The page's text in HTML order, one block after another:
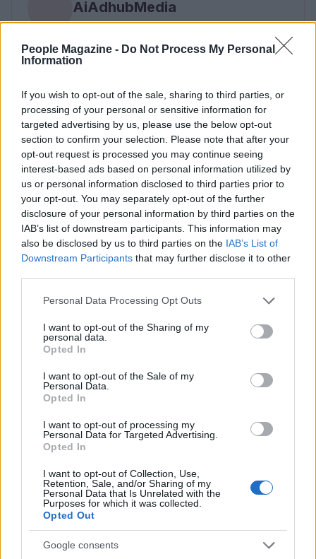
People Magazine - Do Not Process My Personal
Information
If you wish to opt-out of the sale, sharing to third parties, or
processing of your personal or sensitive information for
targeted advertising by us, please use the below opt-out
section to confirm your selection. Please note that after your
opt-out request is processed you may continue seeing
interest-based ads based on personal information utilized by
us or personal information disclosed to third parties prior to
your opt-out. You may separately opt-out of the further
disclosure of your personal information by third parties on the
IAB’s list of downstream participants. This information may
also be disclosed by us to third parties on the IAB’s List of
Downstream Participants that may further disclose it to other
Please note that this website/app uses one or more Google
not limited to your visit or usage behaviour. You may click to
grant or deny consent to Google and its third-party tags to
use your data for below specified purposes in below Google
consent section.
Personal Data Processing Opt Outs
I want to opt-out of the Sharing of my
personal data.
Opted In
I want to opt-out of the Sale of my
Personal Data.
Opted In
I want to opt-out of processing my
Personal Data for Targeted Advertising.
Opted In
I want to opt-out of Collection, Use,
Retention, Sale, and/or Sharing of my
Personal Data that Is Unrelated with the
Purposes for which it was collected.
Opted Out
Google consents
AiAdhubMedia
Continua a leggere